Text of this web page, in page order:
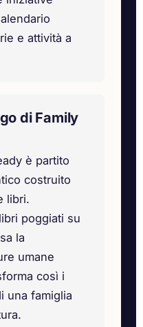
e attività a
di Family
è partito
costruito
libri.
poggiati su
la
umane
così i
una famiglia